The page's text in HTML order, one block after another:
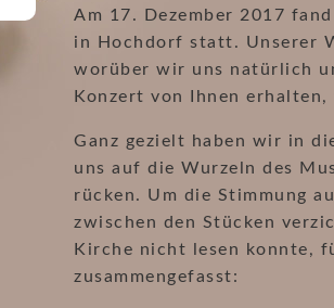
Am 17. Dezember 2017
in Hochdorf statt. Unserer
worüber wir uns natürlich
Konzert von Ihnen
Ganz gezielt haben wir in
uns auf die Wurzeln des
rücken. Um die Stimmung
zwischen den Stücken
Kirche nicht lesen konnte,
zusammengefasst: